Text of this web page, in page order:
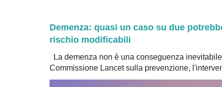
Demenza: quasi un caso su due
rischio modificabili
La demenza non è una conseguenza
Commissione Lancet sulla prevenzione,